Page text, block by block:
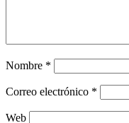
Nombre *
Correo electrónico *
Web